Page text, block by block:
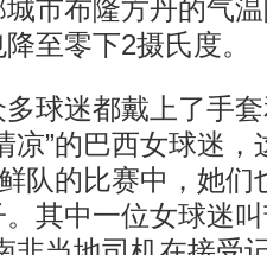
市布隆方丹的气
至零下2摄氏度。
迷都戴上了手套
凉”的巴西女球迷
队的比赛中，她
其中一位女球迷